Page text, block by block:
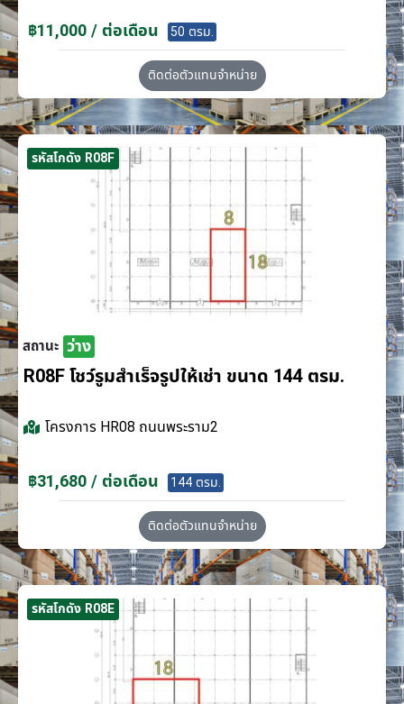
฿11,000 / ต่อเดือน 50 ตรม.
ติดต่อตัวแทนจำหน่าย
รหัสโกดัง R08F
สถานะ ว่าง
R08F โชว์รูมสำเร็จรูปให้เช่า ขนาด 144 ตรม.
โครงการ HR08 ถนนพระราม2
฿31,680 / ต่อเดือน 144 ตรม.
ติดต่อตัวแทนจำหน่าย
รหัสโกดัง R08E